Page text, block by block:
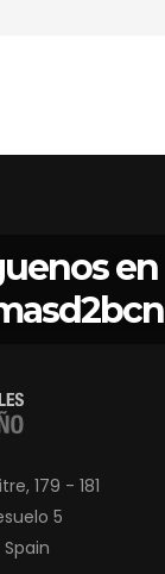
en
179 - 181
5